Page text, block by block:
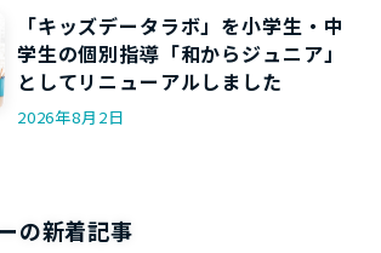
「キッズデータラボ」を小学生・中
学生の個別指導「和からジュニア」
としてリニューアルしました
2026年8月2日
の新着記事